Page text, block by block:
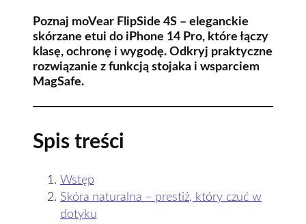
Poznaj moVear FlipSide 4S – eleganckie
skórzane etui do iPhone 14 Pro, które łączy
klasę, ochronę i wygodę. Odkryj praktyczne
rozwiązanie z funkcją stojaka i wsparciem
MagSafe.
Spis treści
Wstęp
Skóra naturalna – prestiż, który czuć w
dotyku